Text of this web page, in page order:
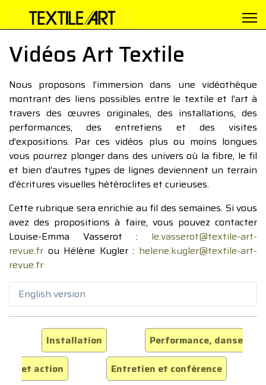
Vidéos Art Textile
Nous proposons l’immersion dans une vidéothèque
montrant des liens possibles entre le textile et l’art à
travers des œuvres originales, des installations, des
performances, des entretiens et des visites
d’expositions. Par ces vidéos plus ou moins longues
vous pourrez plonger dans des univers où la fibre, le fil
et bien d’autres types de lignes deviennent un terrain
d’écritures visuelles hétéroclites et curieuses.
Cette rubrique sera enrichie au fil des semaines. Si vous
avez des propositions à faire, vous pouvez contacter
Louise-Emma Vasserot : le.vasserot@textile-art-
revue.fr ou Hélène Kugler : helene.kugler@textile-art-
revue.fr
English version
Installation
Performance, danse
et action
Entretien et conférence